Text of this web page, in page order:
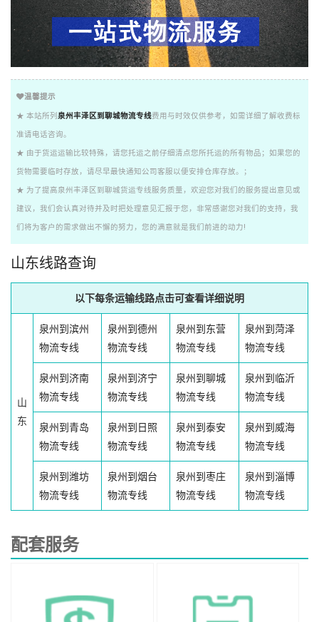
温馨提示
★ 本站所列 泉州丰泽区到聊城物流专线费用与时效仅供参考，如需详细了解收费标
准请电话咨询。
★ 由于货运运输比较特殊，请您托运之前仔细清点您所托运的所有物品；如果您的
货物需要临时存放，请尽早最快通知公司客服以便安排仓库存放。；
★ 为了提高泉州丰泽区到聊城货运专线服务质量，欢迎您对我们的服务提出意见或
建议，我们会认真对待并及时把处理意见汇报于您，非常感谢您对我们的支持，我
们将为客户的需求做出不懈的努力，您的满意就是我们前进的动力!
山东线路查询
以下每条运输线路点击可查看详细说明
山
东
泉州到滨州
物流专线
泉州到德州
物流专线
泉州到东营
物流专线
泉州到菏泽
物流专线
泉州到济南
物流专线
泉州到济宁
物流专线
泉州到聊城
物流专线
泉州到临沂
物流专线
泉州到青岛
物流专线
泉州到日照
物流专线
泉州到泰安
物流专线
泉州到威海
物流专线
泉州到潍坊
物流专线
泉州到烟台
物流专线
泉州到枣庄
物流专线
泉州到淄博
物流专线
配套服务